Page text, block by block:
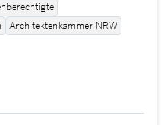
Architektenkammer NRW